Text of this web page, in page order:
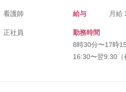
看護師 給与 月給
正社員
勤務時間
8時30分〜17時
16:30〜翌9:30（